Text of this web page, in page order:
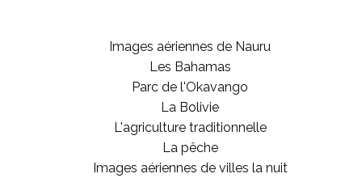
Images aériennes de Nauru
Les Bahamas
Parc de l'Okavango
La Bolivie
L'agriculture traditionnelle
La pêche
Images aériennes de villes la nuit